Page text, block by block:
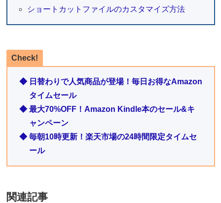
ショートカットファイルのカスタマイズ方法
Check!
◆ 日替わりで人気商品が登場！毎日お得なAmazon
タイムセール
◆ 最大70%OFF！Amazon Kindle本のセール&キ
ャンペーン
◆ 毎朝10時更新！楽天市場の24時間限定タイムセ
ール
関連記事